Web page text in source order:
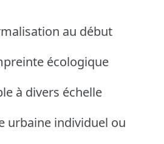
au début
écologique
à divers échelle
urbaine individuel ou